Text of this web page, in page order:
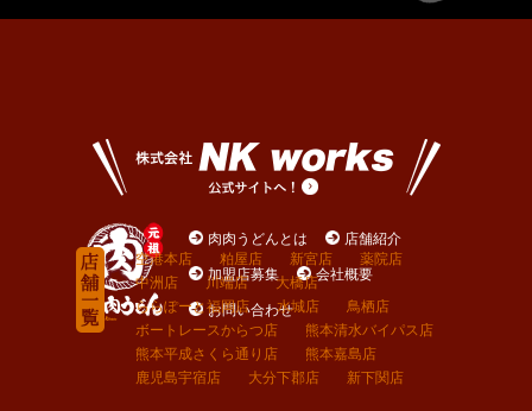
肉肉うどんとは 店舗紹介
加盟店募集 会社概要
お問い合わせ
空港本店 粕屋店 新宮店
薬院店
中洲店
川端店
大橋店
ららぽーと福岡店
水城店
鳥栖店
ボートレースからつ店
熊本清水バイパス店
熊本平成さくら通り店
熊本嘉島店
鹿児島宇宿店
大分下郡店 新下関店